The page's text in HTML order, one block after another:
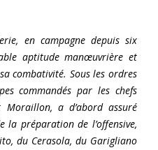
en campagne depuis six
aptitude manœuvrière et
combativité. Sous les ordres
commandés par les chefs
Moraillon, a d’abord assuré
la préparation de l’offensive,
du Cerasola, du Garigliano